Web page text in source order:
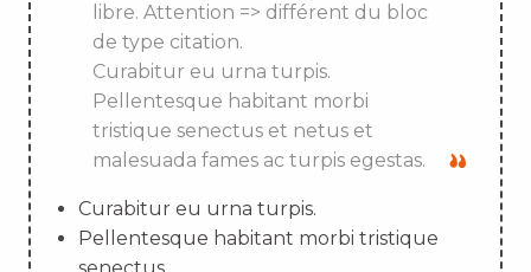
libre. Attention => différent du bloc
de type citation.
Curabitur eu urna turpis.
Pellentesque habitant morbi
tristique senectus et netus et
malesuada fames ac turpis egestas.
Curabitur eu urna turpis.
Pellentesque habitant morbi tristique